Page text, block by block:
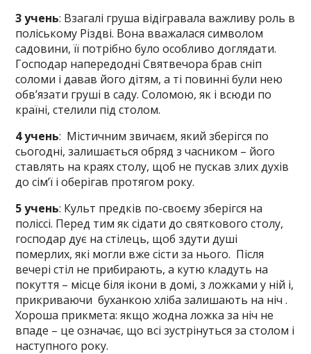
3 учень: Взагалі груша відігравала важливу роль в
поліському Різдві. Вона вважалася символом
садовини, її потрібно було особливо доглядати.
Господар напередодні Святвечора брав сніп
соломи і давав його дітям, а ті повинні були нею
обв’язати груші в саду. Соломою, як і всюди по
країні, стелили під столом.
4 учень: Містичним звичаєм, який зберігся по
сьогодні, залишається обряд з часником – його
ставлять на краях столу, щоб не пускав злих духів
до сім’ї і оберігав протягом року.
5 учень: Культ предків по-своєму зберігся на
поліссі. Перед тим як сідати до святкового столу,
господар дує на стілець, щоб здути душі
померлих, які могли вже сісти за нього. Після
вечері стіл не прибирають, а кутю кладуть на
покуття – місце біля ікони в домі, з ложками у ній і,
прикриваючи буханкою хліба залишають на ніч .
Хороша прикмета: якщо жодна ложка за ніч не
впаде – це означає, що всі зустрінуться за столом і
наступного року.